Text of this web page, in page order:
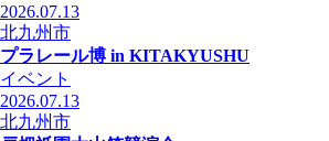
2026.07.13
北九州市
プラレール博 in KITAKYUSHU
イベント
2026.07.13
北九州市